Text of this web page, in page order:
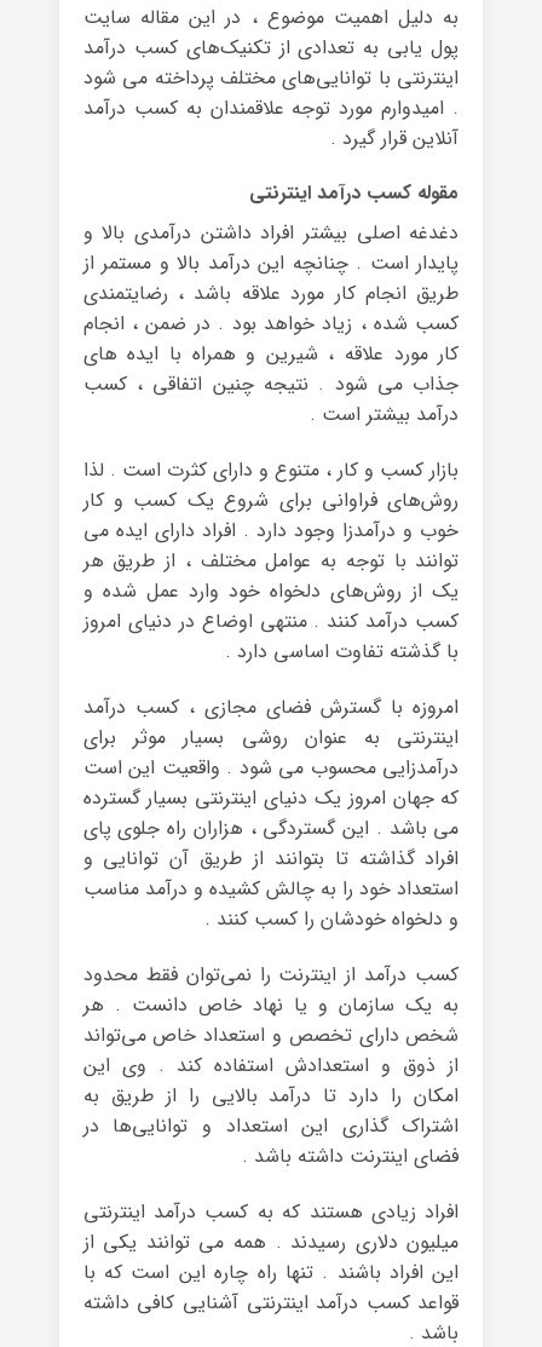
به دلیل اهمیت موضوع ، در این مقاله سایت
پول یابی به تعدادی از تکنیک‌های کسب درآمد
اینترنتی با توانایی‌های مختلف پرداخته می شود
. امیدوارم مورد توجه علاقمندان به کسب درآمد
آنلاین قرار گیرد .
مقوله کسب درآمد اینترنتی
دغدغه اصلی بیشتر افراد داشتن درآمدی بالا و
پایدار است . چنانچه این درآمد بالا و مستمر از
طریق انجام کار مورد علاقه باشد ، رضایتمندی
کسب شده ، زیاد خواهد بود . در ضمن ، انجام
کار مورد علاقه ، شیرین و همراه با ایده های
جذاب می شود . نتیجه چنین اتفاقی ، کسب
درآمد بیشتر است .
بازار کسب و کار ، متنوع و دارای کثرت است . لذا
روش‌های فراوانی برای شروع یک کسب و کار
خوب و درآمدزا وجود دارد . افراد دارای ایده می
توانند با توجه به عوامل مختلف ، از طریق هر
یک از روش‌های دلخواه خود وارد عمل شده و
کسب درآمد کنند . منتهی اوضاع در دنیای امروز
با گذشته تفاوت اساسی دارد .
امروزه با گسترش فضای مجازی ، کسب درآمد
اینترنتی به عنوان روشی بسیار موثر برای
درآمدزایی محسوب می شود . واقعیت این است
که جهان امروز یک دنیای اینترنتی بسیار گسترده
می باشد . این گستردگی ، هزاران راه جلوی پای
افراد گذاشته تا بتوانند از طریق آن توانایی و
استعداد خود را به چالش کشیده و درآمد مناسب
و دلخواه خودشان را کسب کنند .
کسب درآمد از اینترنت را نمی‌توان فقط محدود
به یک سازمان و یا نهاد خاص دانست . هر
شخص دارای تخصص و استعداد خاص می‌تواند
از ذوق و استعدادش استفاده کند . وی این
امکان را دارد تا درآمد بالایی را از طریق به
اشتراک گذاری این استعداد و توانایی‌ها در
فضای اینترنت داشته باشد .
افراد زیادی هستند که به کسب درآمد اینترنتی
میلیون دلاری رسیدند . همه می توانند یکی از
این افراد باشند . تنها راه چاره این است که با
قواعد کسب درآمد اینترنتی آشنایی کافی داشته
باشد .